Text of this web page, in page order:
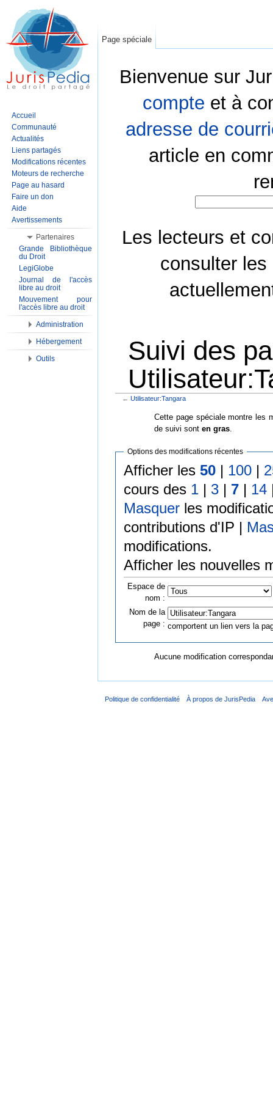
Bienvenue sur
compte et à
adresse de
article en
Les lecteurs et
consulter les
Suivi des
← Utilisateur:Tangara
Cette page spéciale montre les
de suivi sont en gras.
Options des modifications récentes
Afficher les 50| 100|
cours des 1| 3| 7| 14
Masquerles
contributions d'IP |
modifications.
Afficher les nouvelles
Espace de
nom :
Nom de la
page : comportent un lien vers la
Aucune modification
Page spéciale
Accueil
Communauté
Actualités
Liens partagés
Modifications récentes
Moteurs de recherche
Page au hasard
Faire un don
Aide
Avertissements
Partenaires
Grande Bibliothèque
du Droit
LegiGlobe
Journal de l'accès
libre au droit
Mouvement pour
l'accès libre au droit
Administration
Hébergement
Outils
Politique de confidentialité À propos de JurisPedia